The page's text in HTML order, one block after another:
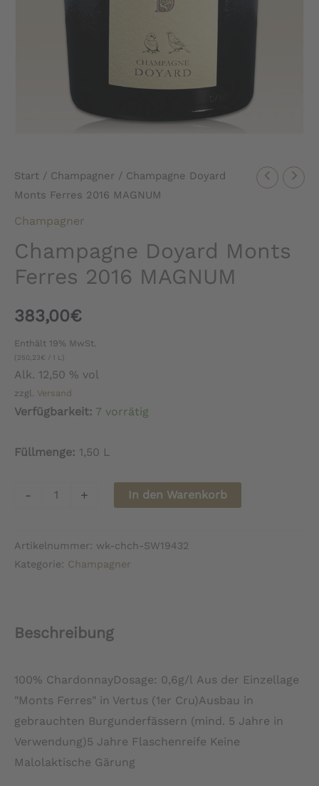
Start / Champagner / Champagne Doyard
Monts Ferres 2016 MAGNUM
Champagner
Champagne Doyard Monts
Ferres 2016 MAGNUM
383,00€
Enthält 19% MwSt.
(250,23€ / 1 L)
Alk. 12,50 % vol
zzgl. Versand
Verfügbarkeit: 7 vorrätig
Füllmenge: 1,50 L
-
Champagne
Ferres
2016
+ In den Warenkorb
Artikelnummer: wk-chch-SW19432
Kategorie: Champagner
Beschreibung
100% ChardonnayDosage: 0,6g/l Aus der Einzellage
"Monts Ferres" in Vertus (1er Cru)Ausbau in
gebrauchten Burgunderfässern (mind. 5 Jahre in
Verwendung)5 Jahre Flaschenreife Keine
Malolaktische Gärung